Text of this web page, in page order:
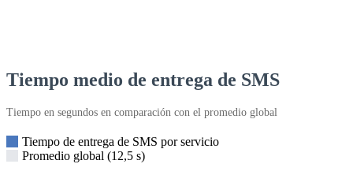
Tiempo medio de entrega de SMS
Tiempo en segundos en comparación con el promedio global
Tiempo de entrega de SMS por servicio
Promedio global (12,5 s)